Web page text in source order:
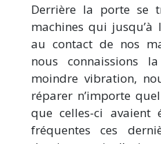
Derrière la porte se
machines qui
au contact de nos
nous connaissions
moindre vibration,
réparer n’importe
que celles-ci
fréquentes ces